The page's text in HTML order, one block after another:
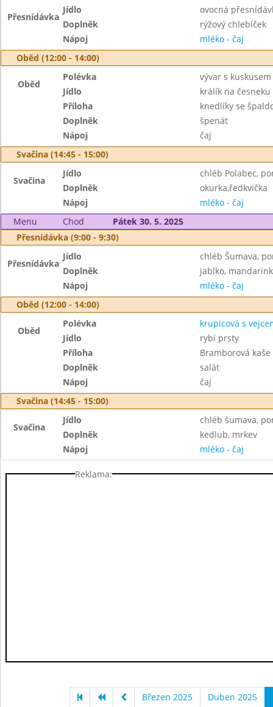
Přesnídávka
Jídlo
ovocná
Doplněk
rýžový chlebíček
Nápoj
mléko - čaj
Oběd (12:00 - 14:00)
Oběd
Polévka
vývar s kuskusem
Jídlo
králík na česneku
Příloha
knedlíky se
Doplněk
špenát
Nápoj
čaj
Svačina (14:45 - 15:00)
Svačina
Jídlo
chléb Polabec,
Doplněk
okurka,ředkvička
Nápoj
mléko - čaj
Menu
Chod
Pátek 30. 5. 2025
Přesnídávka (9:00 - 9:30)
Přesnídávka
Jídlo
chléb Šumava,
Doplněk
jablko,
Nápoj
mléko - čaj
Oběd (12:00 - 14:00)
Oběd
Polévka
krupicová s
Jídlo
rybí prsty
Příloha
Bramborová kaše
Doplněk
salát
Nápoj
čaj
Svačina (14:45 - 15:00)
Svačina
Jídlo
chléb šumava,
Doplněk
kedlub, mrkev
Nápoj
mléko - čaj
Reklama:
Březen 2025 Duben 2025